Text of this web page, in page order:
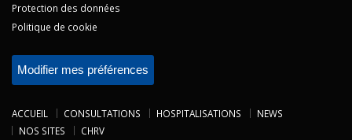
Protection des données
Politique de cookie
Modifier mes préférences
ACCUEIL CONSULTATIONS HOSPITALISATIONS
NEWS
NOS SITES
CHRV